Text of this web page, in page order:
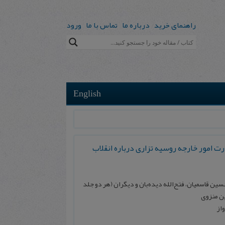
راهنمای خرید درباره ما تماس با ما ورود
English
خارجه روسیه تزاری درباره انقلاب
قاسمیان، فتح‌الله دیده‌بان و دیگران (هر دو جلد
منزوی